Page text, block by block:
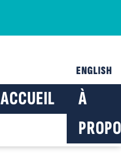
ENGLISH
ACCUEIL
À